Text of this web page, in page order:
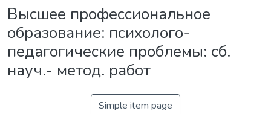
Высшее профессиональное
образование: психолого-
педагогические проблемы: сб.
науч.- метод. работ
Simple item page